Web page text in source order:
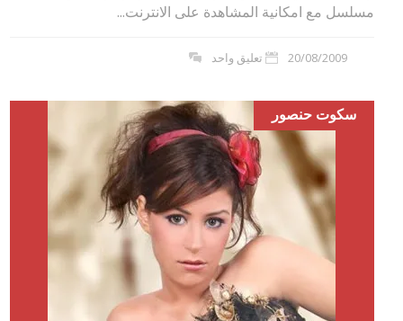
مسلسل مع امكانية المشاهدة على الانترنت...
20/08/2009 تعليق واحد
سكوت حنصور